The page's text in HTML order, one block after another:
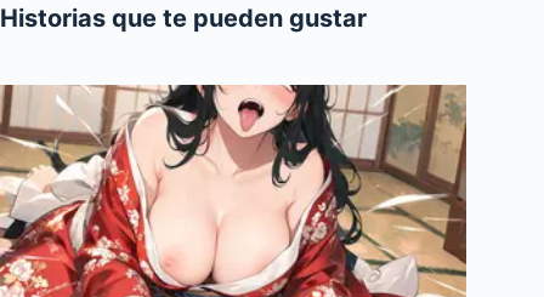
Historias que te pueden gustar